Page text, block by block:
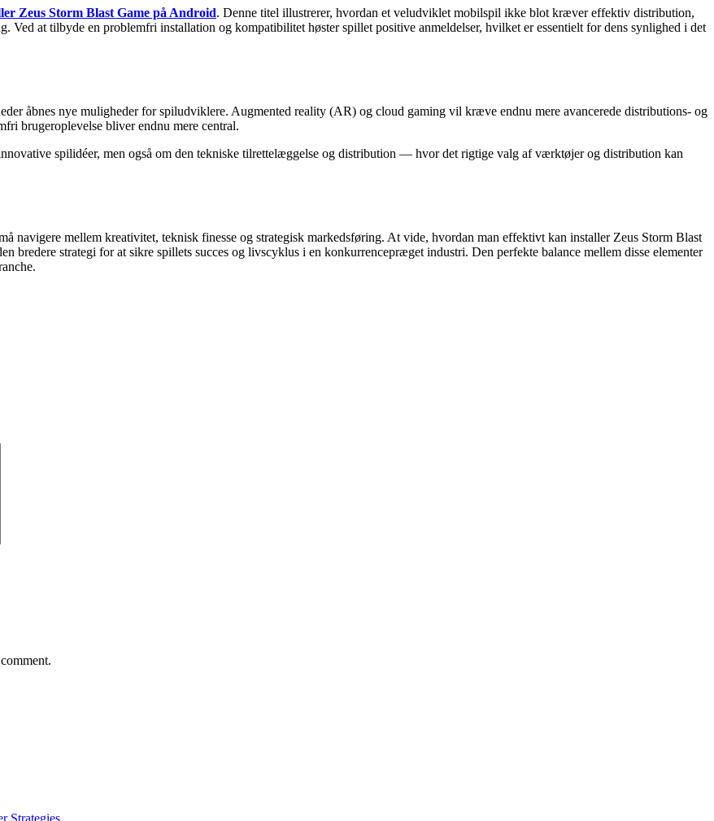
Zeus Storm Blast Game på Android. Denne titel illustrerer, hvordan et veludviklet mobilspil ikke blot kræver effektiv distribution,
Ved at tilbyde en problemfri installation og kompatibilitet høster spillet positive anmeldelser, hvilket er essentielt for dens synlighed i det
åbnes nye muligheder for spiludviklere. Augmented reality (AR) og cloud gaming vil kræve endnu mere avancerede distributions- og
brugeroplevelse bliver endnu mere central.
spilidéer, men også om den tekniske tilrettelæggelse og distribution — hvor det rigtige valg af værktøjer og distribution kan
navigere mellem kreativitet, teknisk finesse og strategisk markedsføring. At vide, hvordan man effektivt kan installer Zeus Storm Blast
bredere strategi for at sikre spillets succes og livscyklus i en konkurrencepræget industri. Den perfekte balance mellem disse elementer